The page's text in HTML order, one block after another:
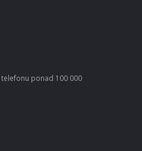
ponad 100 000